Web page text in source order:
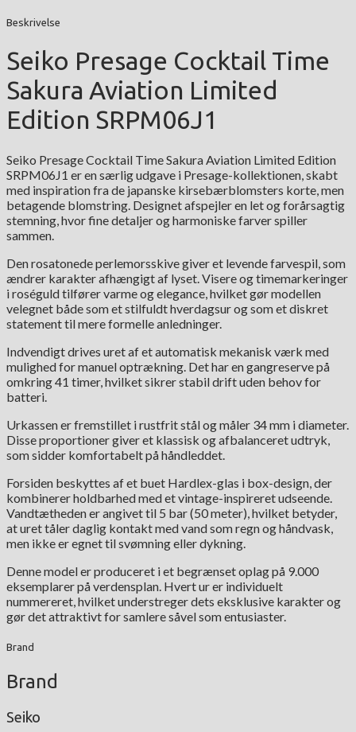
Beskrivelse
Seiko Presage Cocktail Time
Sakura Aviation Limited
Edition SRPM06J1
Seiko Presage Cocktail Time Sakura Aviation Limited Edition
SRPM06J1 er en særlig udgave i Presage-kollektionen, skabt
med inspiration fra de japanske kirsebærblomsters korte, men
betagende blomstring. Designet afspejler en let og forårsagtig
stemning, hvor fine detaljer og harmoniske farver spiller
sammen.
Den rosatonede perlemorsskive giver et levende farvespil, som
ændrer karakter afhængigt af lyset. Visere og timemarkeringer
i roséguld tilfører varme og elegance, hvilket gør modellen
velegnet både som et stilfuldt hverdagsur og som et diskret
statement til mere formelle anledninger.
Indvendigt drives uret af et automatisk mekanisk værk med
mulighed for manuel optrækning. Det har en gangreserve på
omkring 41 timer, hvilket sikrer stabil drift uden behov for
batteri.
Urkassen er fremstillet i rustfrit stål og måler 34 mm i diameter.
Disse proportioner giver et klassisk og afbalanceret udtryk,
som sidder komfortabelt på håndleddet.
Forsiden beskyttes af et buet Hardlex-glas i box-design, der
kombinerer holdbarhed med et vintage-inspireret udseende.
Vandtætheden er angivet til 5 bar (50 meter), hvilket betyder,
at uret tåler daglig kontakt med vand som regn og håndvask,
men ikke er egnet til svømning eller dykning.
Denne model er produceret i et begrænset oplag på 9.000
eksemplarer på verdensplan. Hvert ur er individuelt
nummereret, hvilket understreger dets eksklusive karakter og
gør det attraktivt for samlere såvel som entusiaster.
Brand
Brand
Seiko